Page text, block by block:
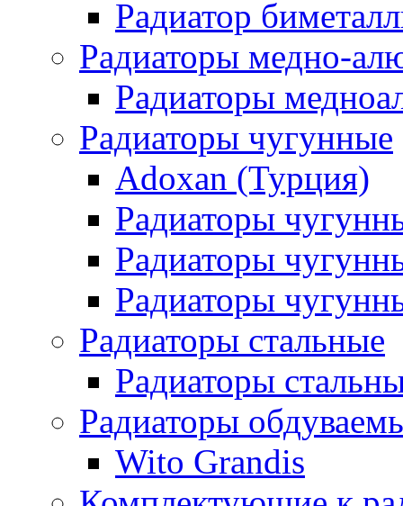
Радиатор
Радиаторы медно-
Радиаторы
Радиаторы чугунные
Adoxan (Турция)
Радиаторы
Радиаторы
Радиаторы
Радиаторы стальные
Радиаторы
Радиаторы
Wito Grandis